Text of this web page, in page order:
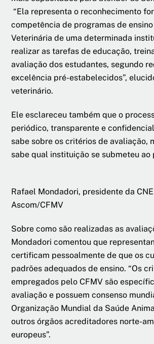
“Ela representa o reconhecimento
competência de programas de
Veterinária de uma determinada
realizar as tarefas de educação,
avaliação dos estudantes, segundo
excelência pré-estabelecidos”,
veterinário.
Ele esclareceu também que o
periódico, transparente e
sabe sobre os critérios de avaliação,
sabe qual instituição se submeteu ao
Rafael Mondadori, presidente da
Ascom/CFMV
Sobre como são realizadas as
Mondadori comentou que
certificam pessoalmente de que os
padrões adequados de ensino. “Os
empregados pelo CFMV são
avaliação e possuem consenso
Organização Mundial da Saúde
outros órgãos acreditadores norte-
europeus”.